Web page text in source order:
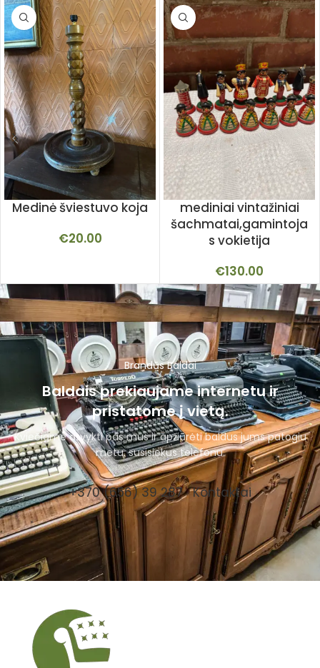
Medinė šviestuvo koja
€20.00
mediniai vintažiniai
šachmatai,gamintoja
s vokietija
€130.00
Brandūs Baldai
Baldais prekiaujame internetu ir
pristatome į vietą.
Kviečiame atvykti pas mus ir apžiūrėti baldus jums patogiu
metu, susisiekus telefonu.
+370 (656) 39 287 Kontaktai